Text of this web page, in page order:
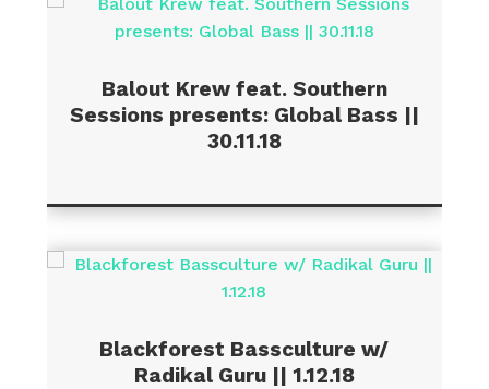
Balout Krew feat. Southern
Sessions presents: Global Bass ||
30.11.18
Blackforest Bassculture w/
Radikal Guru || 1.12.18